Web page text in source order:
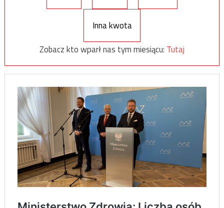
Inna kwota
Zobacz kto wparł nas tym miesiącu: Tutaj